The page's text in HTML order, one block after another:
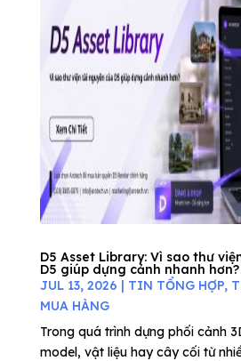
D5 Asset Library: Vì sao thư
D5 giúp dựng cảnh nhanh hơn?
JUL 13, 2026 | TIN TỔNG HỢP,
MUA HÀNG
Trong quá trình dựng phối cảnh
model, vật liệu hay cây cối từ